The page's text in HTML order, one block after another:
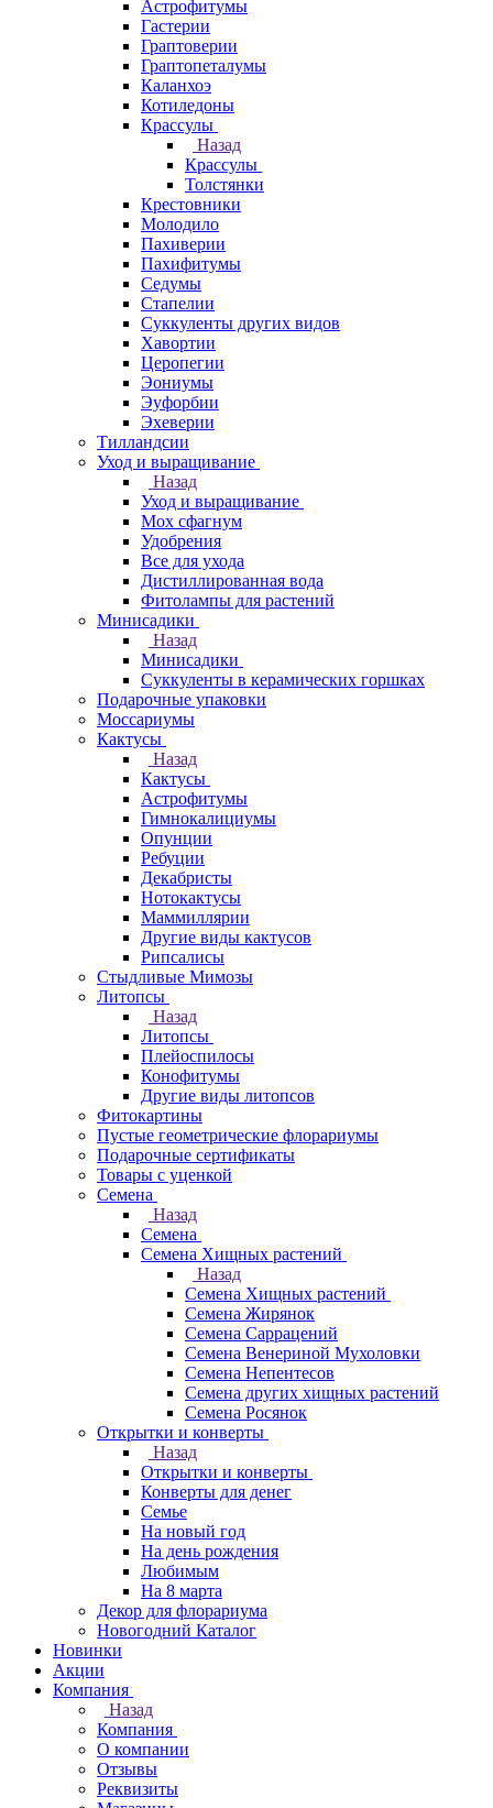
Астрофитумы
Гастерии
Граптоверии
Граптопеталумы
Каланхоэ
Котиледоны
Крассулы
Назад
Крассулы
Толстянки
Крестовники
Молодило
Пахиверии
Пахифитумы
Седумы
Стапелии
Суккуленты других видов
Хавортии
Церопегии
Эониумы
Эуфорбии
Эхеверии
Тилландсии
Уход и выращивание
Назад
Уход и выращивание
Мох сфагнум
Удобрения
Все для ухода
Дистиллированная вода
Фитолампы для растений
Минисадики
Назад
Минисадики
Суккуленты в керамических горшках
Подарочные упаковки
Моссариумы
Кактусы
Назад
Кактусы
Астрофитумы
Гимнокалициумы
Опунции
Ребуции
Декабристы
Нотокактусы
Маммиллярии
Другие виды кактусов
Рипсалисы
Стыдливые Мимозы
Литопсы
Назад
Литопсы
Плейоспилосы
Конофитумы
Другие виды литопсов
Фитокартины
Пустые геометрические флорариумы
Подарочные сертификаты
Товары с уценкой
Семена
Назад
Семена
Семена Хищных растений
Назад
Семена Хищных растений
Семена Жирянок
Семена Саррацений
Семена Венериной Мухоловки
Семена Непентесов
Семена других хищных растений
Семена Росянок
Открытки и конверты
Назад
Открытки и конверты
Конверты для денег
Семье
На новый год
На день рождения
Любимым
На 8 марта
Декор для флорариума
Новогодний Каталог
Новинки
Акции
Компания
Назад
Компания
О компании
Отзывы
Реквизиты